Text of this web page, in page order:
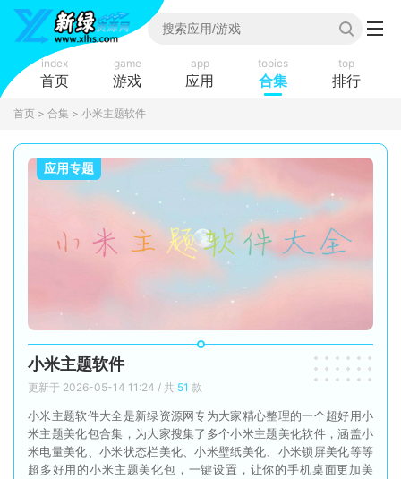
index
首页
game
游戏
app
应用
topics
合集
top
排行
首页 > 合集 > 小米主题软件
应用专题
小米主题软件
更新于 2026-05-14 11:24 / 共 51 款
小米主题软件大全是新绿资源网专为大家精心整理的一个超好用小
米主题美化包合集，为大家搜集了多个小米主题美化软件，涵盖小
米电量美化、小米状态栏美化、小米壁纸美化、小米锁屏美化等等
超多好用的小米主题美化包，一键设置，让你的手机桌面更加美